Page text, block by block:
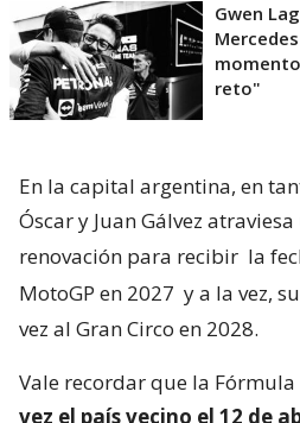
Gwen
reto"
En la capital argentina, en
Óscar y Juan Gálvez
renovación para recibir la
MotoGP en 2027 y a la vez,
vez al Gran Circo en 2028.
Vale recordar que la Fórmula
vez el país vecino el 12 de